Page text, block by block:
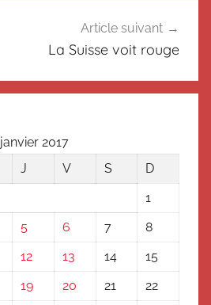
Article suivant
La Suisse voit rouge
janvier 2017
J V S
D
1
5 6 7
8
12 13 14
15
19 20 21
22